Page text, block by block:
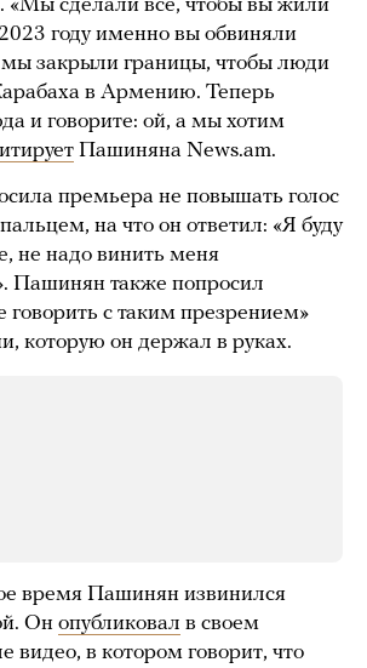
«Мы сделали все, чтобы вы жили
году именно вы обвиняли
закрыли границы, чтобы люди
в Армению. Теперь
и говорите: ой, а мы хотим
Пашиняна News.am.
премьера не повышать голос
на что он ответил: «Я буду
не надо винить меня
Пашинян также попросил
говорить с таким презрением»
которую он держал в руках.
время Пашинян извинился
Он опубликовал в своем
видео, в котором говорит, что